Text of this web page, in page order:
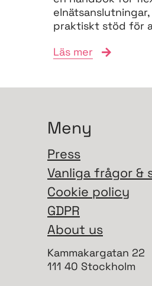
praktiskt stöd för
Läs mer
Meny
Press
Vanliga frågor &
Cookie policy
GDPR
About us
Kammakargatan 22
111 40 Stockholm